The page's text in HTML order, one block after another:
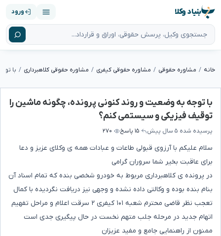
بنیاد وکلا ورود
خانه مشاوره حقوقی مشاوره حقوقی کیفری مشاوره حقوقی کلاهبرداری
با توجه به وضعیت و روند کنونی پرونده، چگونه ماشین را
توقیف فیزیکی و سیستمی کنم؟
پرسیده شده ۵ سال پیش ۱۵ پاسخ ۲۷۰
سلام علیکم با آرزوی قبولی طاعات و عبادات همه ی وکلای عزیز و دعا
برای عاقبت بخیر شما سروران گرامی
در پرونده ی کلاهبرداری مربوط به خودرو شخصی بنده که تمام اسناد آن
بنام بنده بوده و وکالتی داده نشده و وجهی نیز دریافت نگردیده با کمال
تعجب نظر قاضی محترم شعبه ۱۰۱ کیفری ۲ سرقت اعلام و مراحل تفهیم
اتهام جدید در مرحله جلب متهم نخست در حال پیگیری جدی است
ممنون از راهنمایی جامع و مفید عزیزان